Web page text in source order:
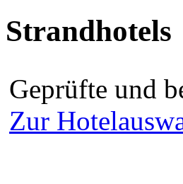
Strandhotels
Geprüfte und
Zur